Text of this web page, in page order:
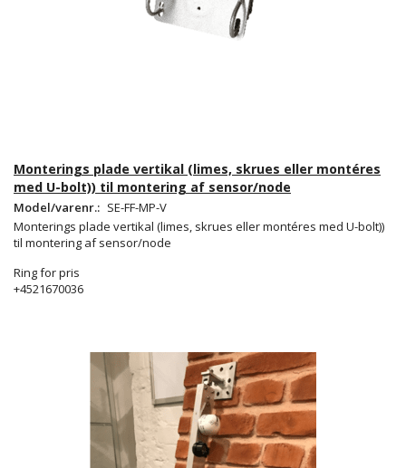
Monterings plade vertikal (limes, skrues eller montéres
med U-bolt)) til montering af sensor/node
Model/varenr.: SE-FF-MP-V
Monterings plade vertikal (limes, skrues eller montéres med U-bolt))
til montering af sensor/node
Ring for pris
+4521670036